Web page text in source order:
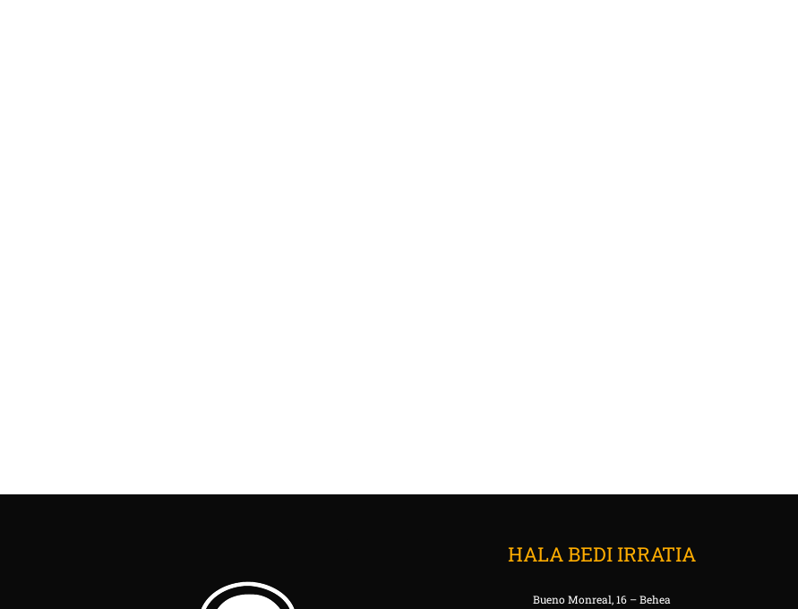
HALA BEDI IRRATIA
Bueno Monreal, 16 – Behea